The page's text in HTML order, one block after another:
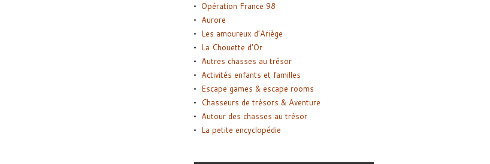
Opération France 98
Aurore
Les amoureux d’Ariège
La Chouette d’Or
Autres chasses au trésor
Activités enfants et familles
Escape games & escape rooms
Chasseurs de trésors & Aventure
Autour des chasses au trésor
La petite encyclopédie